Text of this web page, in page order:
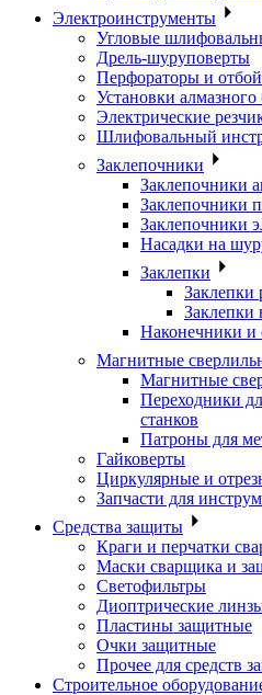
Электроинструменты
Угловые
Дрель-шуруповерты
Перфораторы и
Установки алмазного
Электрические
Шлифовальный
Заклепочники
Заклепочники
Заклепочники
Заклепочники
Насадки на
Заклепки
Заклепки
Наконечники и
Магнитные
Магнитные
Переходники
станков
Патроны для
Гайковерты
Циркулярные и
Запчасти для
Средства защиты
Краги и перчатки
Маски сварщика и
Светофильтры
Диоптрические
Пластины защитные
Очки защитные
Прочее для средств
Строительное